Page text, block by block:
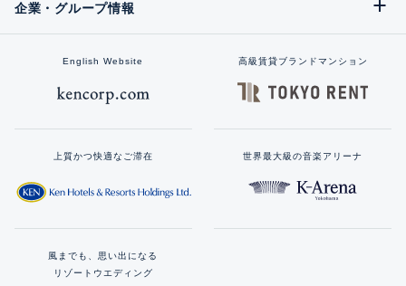
企業・グループ情報
English Website 高級賃貸ブランドマンション
上質かつ快適なご滞在 世界最大級の音楽アリーナ
風までも、思い出になる
リゾートウエディング